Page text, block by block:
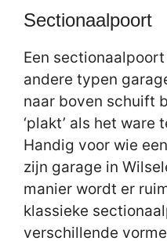
Sectionaalpoort
Een
andere typen
naar boven schuift
‘plakt’ als het ware
Handig voor wie
zijn garage in
manier wordt er
klassieke
verschillende